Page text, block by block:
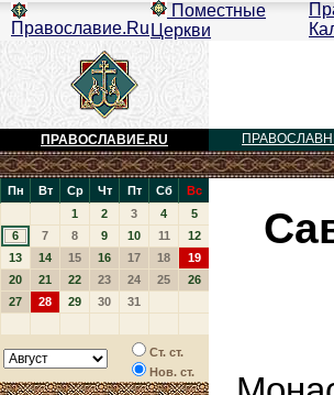
Православие.Ru
Поместные
Церкви
ПРАВОСЛАВИЕ.RU
Пн Вт Ср Чт Пт Сб
Вс
1
2 3 4
5
6
7 8 9 10 11
12
13
14 15 16 17 18
19
20
21 22 23 24 25
26
27
28 29 30 31
Ст. ст.
Нов. ст.